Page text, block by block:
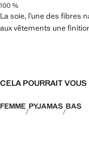
100 %
La soie, l’une des fibres
aux vêtements une
CELA POURRAIT
FEMME PYJAMAS BAS